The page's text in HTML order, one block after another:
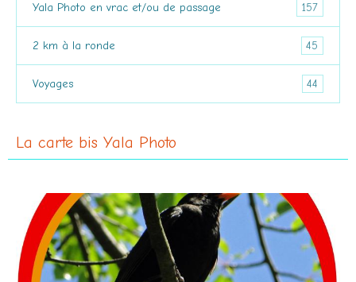
Yala Photo en vrac et/ou de passage 157
2 km à la ronde 45
Voyages 44
La carte bis Yala Photo